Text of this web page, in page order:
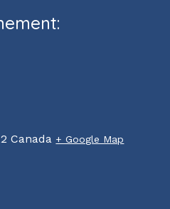
Canada + Google Map